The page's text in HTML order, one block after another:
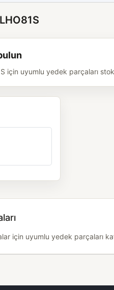
için uyumlu yedek parçaları
için uyumlu yedek parçaları